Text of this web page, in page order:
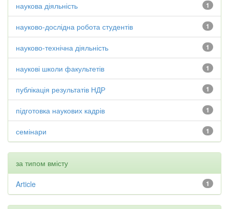
1
наукова діяльність
1
науково-дослідна робота студентів
1
науково-технічна діяльність
1
наукові школи факультетів
1
публікація результатів НДР
1
підготовка наукових кадрів
1
семінари
за типом вмісту
1
Article